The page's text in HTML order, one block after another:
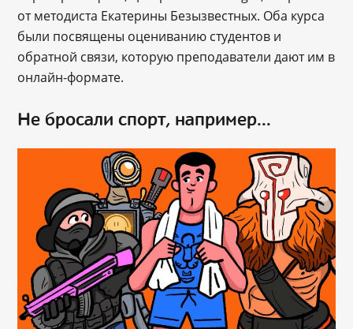
от методиста Екатерины Безызвестных. Оба курса
были посвящены оцениванию студентов и
обратной связи, которую преподаватели дают им в
онлайн-формате.
Не бросали спорт, например...